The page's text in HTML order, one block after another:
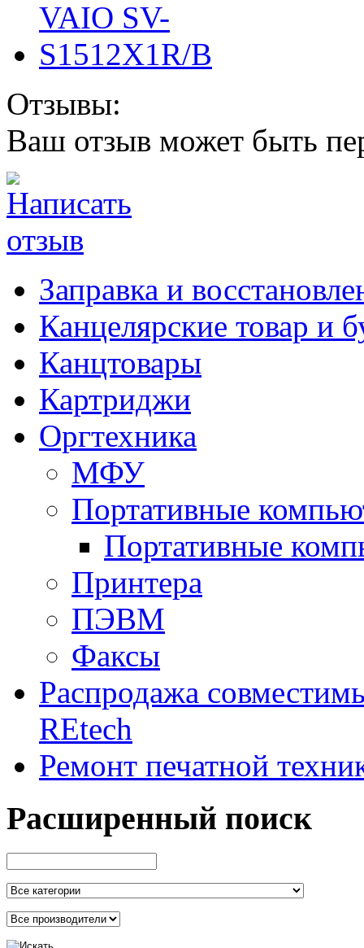
Отзывы:
Ваш отзыв может быть
Заправка и
Канцелярские товар и
Канцтовары
Картриджи
Оргтехника
МФУ
Портативные
Портативные
Принтера
ПЭВМ
Факсы
Распродажа
REtech
Ремонт печатной
Расширенный поиск